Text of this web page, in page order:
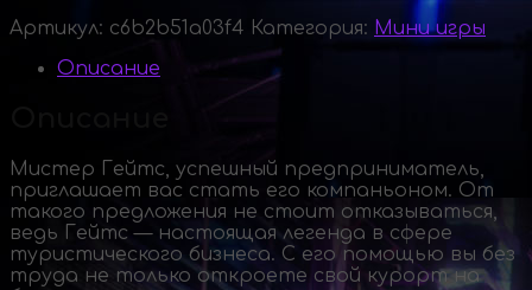
Артикул: c6b2b51a03f4 Категория: Мини игры
Описание
Мистер Гейтс, успешный предприниматель,
приглашает вас стать его компаньоном. От
такого предложения не стоит отказываться,
ведь Гейтс — настоящая легенда в сфере
туристического бизнеса. С его помощью вы без
труда не только откроете свой курорт на